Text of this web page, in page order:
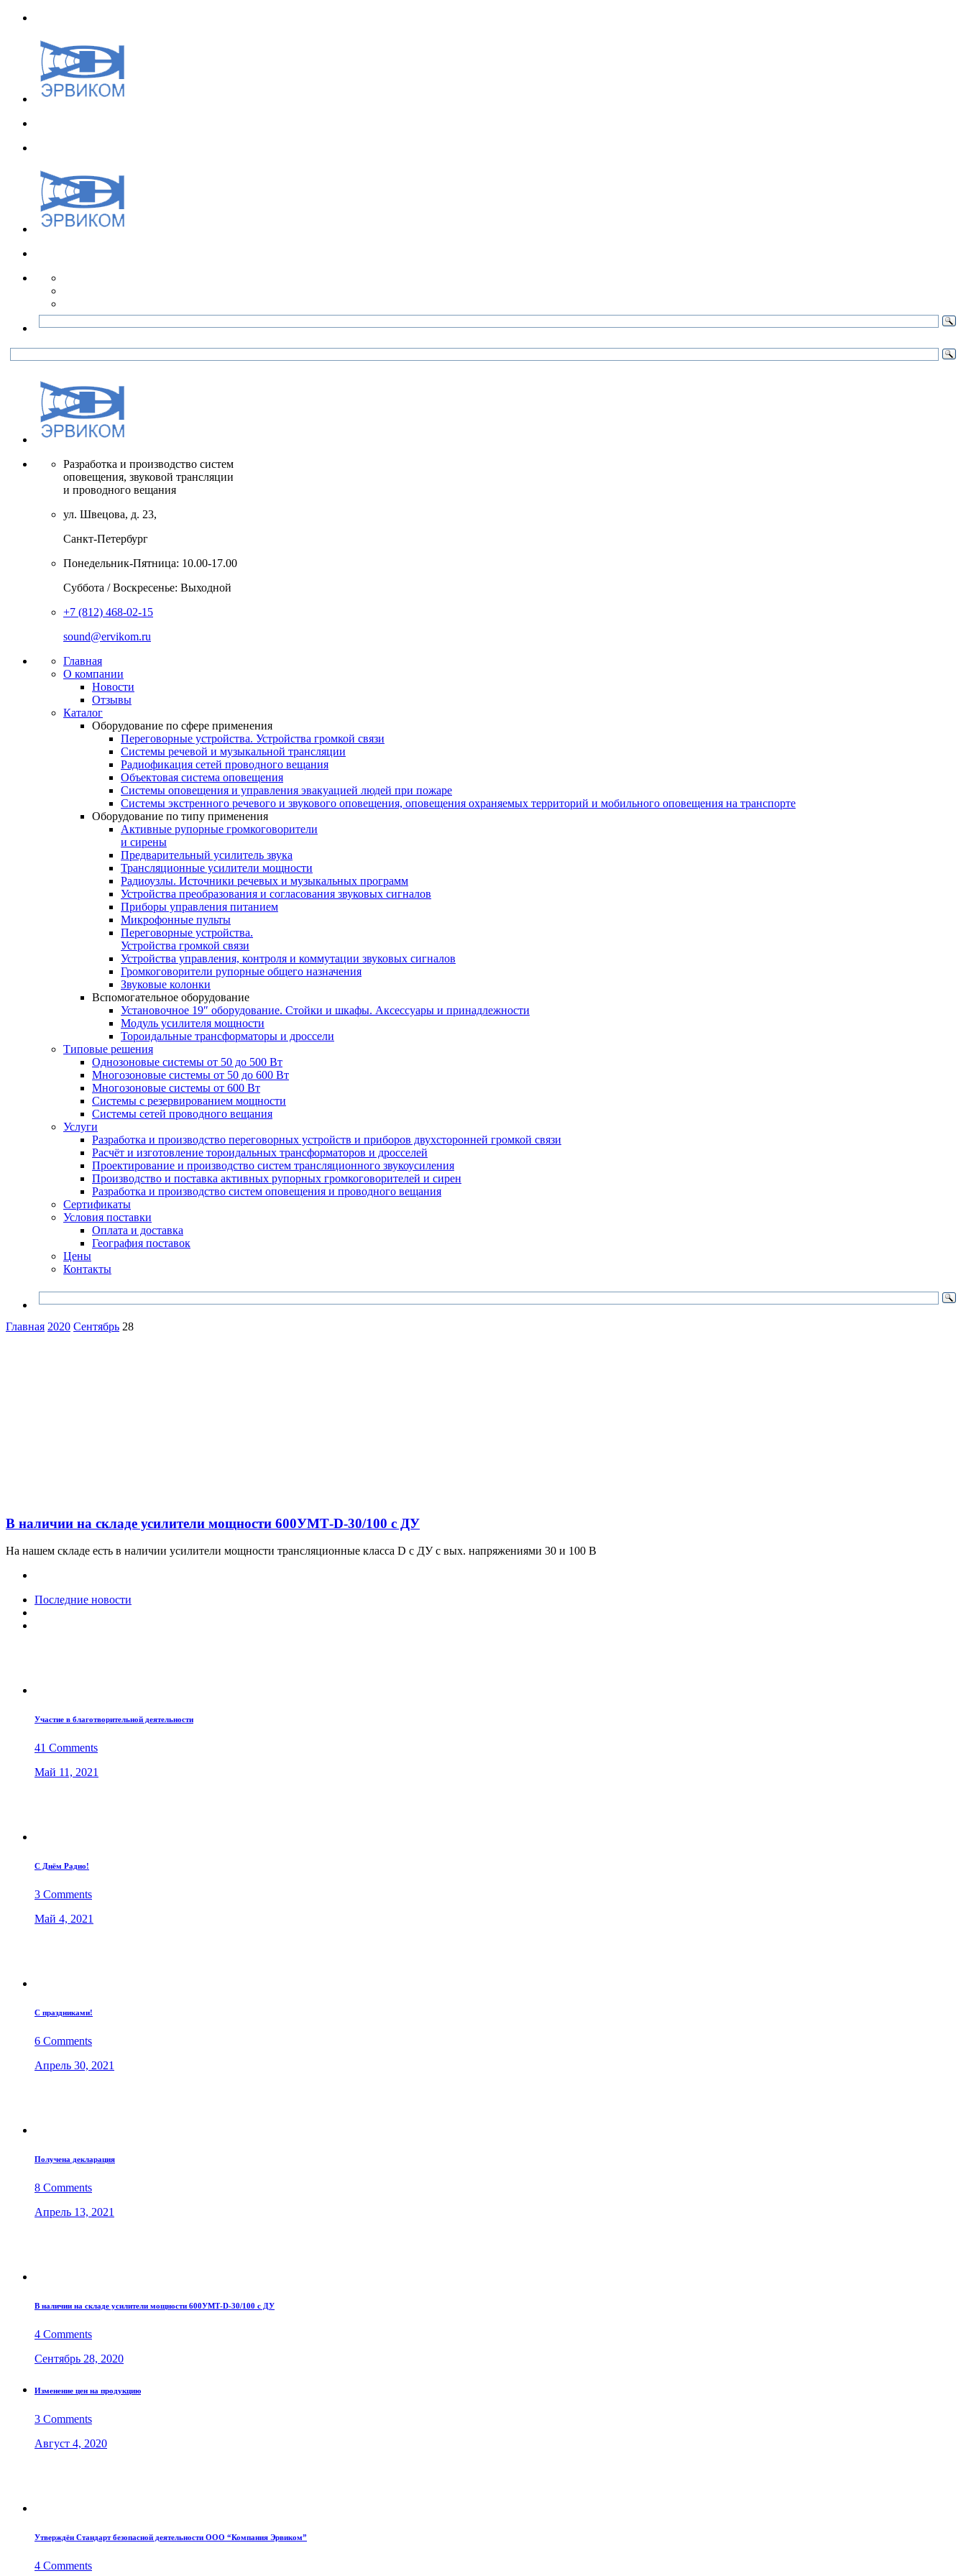
Разработка и производство систем
оповещения, звуковой трансляции
и проводного вещания
ул. Швецова, д. 23,
Санкт-Петербург
Понедельник-Пятница: 10.00-17.00
Суббота / Воскресенье: Выходной
+7 (812) 468-02-15
sound@ervikom.ru
Главная
О компании
Новости
Отзывы
Каталог
Оборудование по сфере применения
Переговорные устройства. Устройства громкой связи
Системы речевой и музыкальной трансляции
Радиофикация сетей проводного вещания
Объектовая система оповещения
Системы оповещения и управления эвакуацией людей при пожаре
Системы экстренного речевого и звукового оповещения, оповещения охраняемых территорий и мобильного оповещения на транспорте
Оборудование по типу применения
Активные рупорные громкоговорители
и сирены
Предварительный усилитель звука
Трансляционные усилители мощности
Радиоузлы. Источники речевых и музыкальных программ
Устройства преобразования и согласования звуковых сигналов
Приборы управления питанием
Микрофонные пульты
Переговорные устройства.
Устройства громкой связи
Устройства управления, контроля и коммутации звуковых сигналов
Громкоговорители рупорные общего назначения
Звуковые колонки
Вспомогательное оборудование
Установочное 19″ оборудование. Стойки и шкафы. Аксессуары и принадлежности
Модуль усилителя мощности
Тороидальные трансформаторы и дроссели
Типовые решения
Однозоновые системы от 50 до 500 Вт
Многозоновые системы от 50 до 600 Вт
Многозоновые системы от 600 Вт
Системы с резервированием мощности
Системы сетей проводного вещания
Услуги
Разработка и производство переговорных устройств и приборов двухсторонней громкой связи
Расчёт и изготовление тороидальных трансформаторов и дросселей
Проектирование и производство систем трансляционного звукоусиления
Производство и поставка активных рупорных громкоговорителей и сирен
Разработка и производство систем оповещения и проводного вещания
Сертификаты
Условия поставки
Оплата и доставка
География поставок
Цены
Контакты
Главная 2020 Сентябрь 28
В наличии на складе усилители мощности 600УМТ-D-30/100 с ДУ
На нашем складе есть в наличии усилители мощности трансляционные класса D с ДУ с вых. напряжениями 30 и 100 В
Последние новости
Участие в благотворительной деятельности
41 Comments
Май 11, 2021
С Днём Радио!
3 Comments
Май 4, 2021
С праздниками!
6 Comments
Апрель 30, 2021
Получена декларация
8 Comments
Апрель 13, 2021
В наличии на складе усилители мощности 600УМТ-D-30/100 с ДУ
4 Comments
Сентябрь 28, 2020
Изменение цен на продукцию
3 Comments
Август 4, 2020
Утверждён Стандарт безопасной деятельности ООО “Компания Эрвиком”
4 Comments